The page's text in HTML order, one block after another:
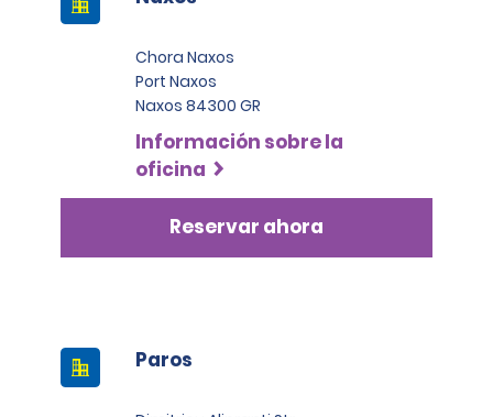
Chora Naxos
Port Naxos
Naxos 84300 GR
Información sobre la
oficina
Reservar ahora
Paros